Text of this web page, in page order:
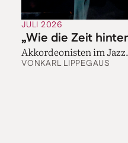
JULI 2026
„Wie die Zeit
Akkordeonisten im
VONKARL LIPPEGAUS